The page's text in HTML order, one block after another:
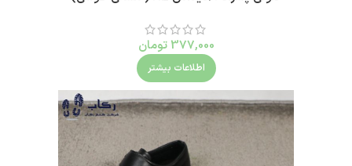
377,000 تومان
اطلاعات بیشتر